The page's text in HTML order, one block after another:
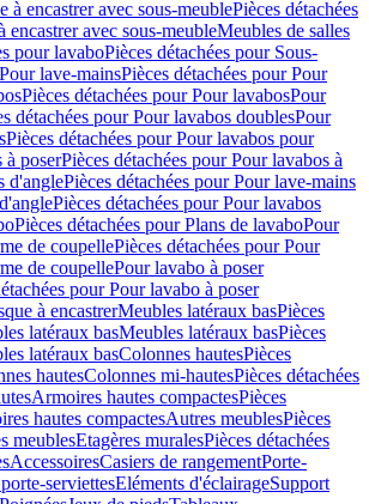
à encastrer avec sous-meublePièces détachées
encastrer avec sous-meubleMeubles de salles
pour lavaboPièces détachées pour Sous-
Pour lave-mainsPièces détachées pour Pour
Pièces détachées pour Pour lavabosPour
détachées pour Pour lavabos doublesPour
Pièces détachées pour Pour lavabos pour
à poserPièces détachées pour Pour lavabos à
d'anglePièces détachées pour Pour lave-mains
Pièces détachées pour Pour lavabos
Pièces détachées pour Plans de lavaboPour
de coupellePièces détachées pour Pour
de coupellePour lavabo à poser
pour Pour lavabo à poser
à encastrerMeubles latéraux basPièces
latéraux basMeubles latéraux basPièces
latéraux basColonnes hautesPièces
hautesColonnes mi-hautesPièces détachées
Armoires hautes compactesPièces
hautes compactesAutres meublesPièces
meublesEtagères muralesPièces détachées
AccessoiresCasiers de rangementPorte-
serviettesEléments d'éclairageSupport